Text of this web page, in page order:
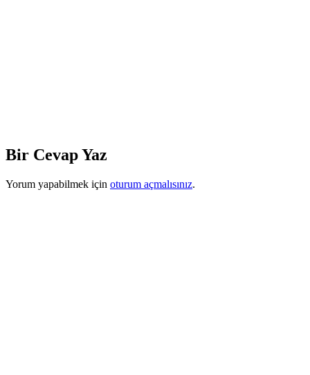
Bir Cevap Yaz
Yorum yapabilmek için oturum açmalısınız.